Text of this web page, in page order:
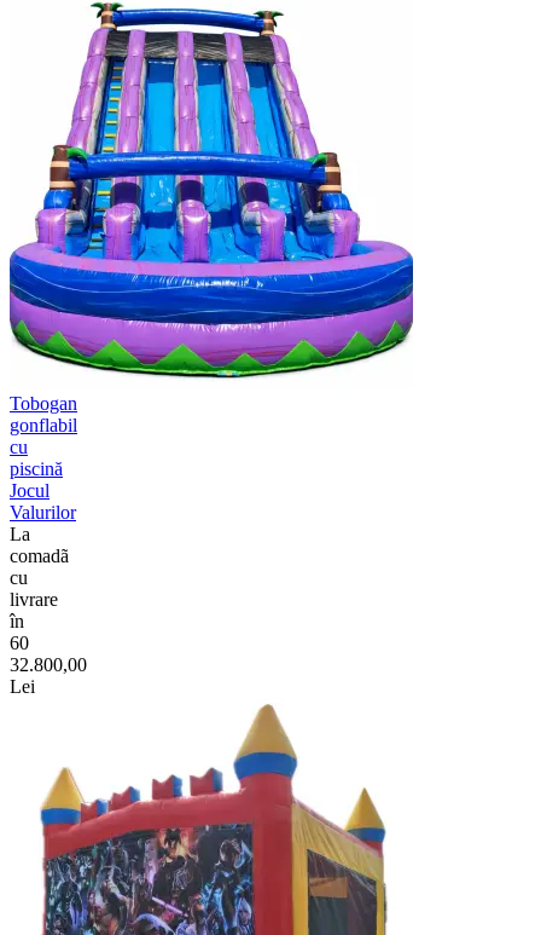
Tobogan
gonflabil
cu
piscină
Jocul
Valurilor
La
comadã
cu
livrare
în
60
32.800,00
Lei